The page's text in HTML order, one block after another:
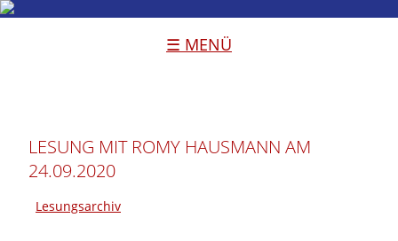
☰ MENÜ
LESUNG MIT ROMY HAUSMANN AM
24.09.2020
Lesungsarchiv